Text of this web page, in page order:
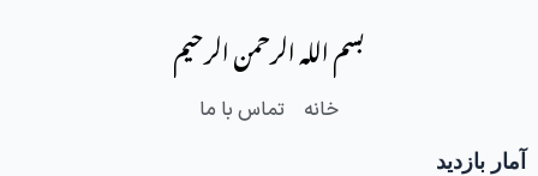
بسم الله الرحمن الرحیم
خانه تماس با ما
آمار بازدید